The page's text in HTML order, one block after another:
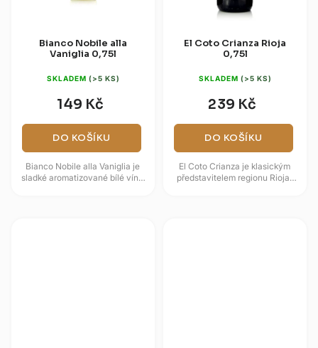
Bianco Nobile alla
Vaniglia 0,75l
SKLADEM (>5 KS)
149 Kč
DO KOŠÍKU
Bianco Nobile alla Vaniglia je
sladké aromatizované bílé víno
El Coto Crianza Rioja
0,75l
SKLADEM (>5 KS)
239 Kč
DO KOŠÍKU
El Coto Crianza je klasickým
představitelem regionu Rioja,